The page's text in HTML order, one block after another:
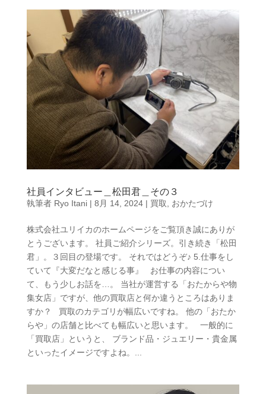
社員インタビュー＿松田君＿その３
執筆者 Ryo Itani| 8月 14, 2024| 買取 おかたづけ
株式会社ユリイカのホームページをご覧頂き誠にありが
とうございます。 社員ご紹介シリーズ。引き続き「松田
君」。３回目の登場です。 それではどうぞ♪ 5.仕事をし
ていて『大変だなと感じる事』 お仕事の内容につい
て、もう少しお話を…。 当社が運営する「おたからや物
集女店」ですが、他の買取店と何か違うところはありま
すか？ 買取のカテゴリが幅広いですね。 他の「おたか
らや」の店舗と比べても幅広いと思います。 一般的に
「買取店」というと、 ブランド品・ジュエリー・貴金属
といったイメージですよね。...